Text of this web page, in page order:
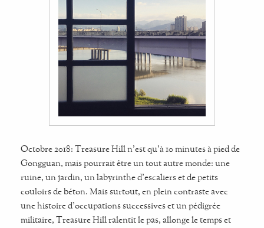
Octobre 2018: Treasure Hill n'est qu'à 10 minutes à pied de
Gongguan, mais pourrait être un tout autre monde: une
ruine, un jardin, un labyrinthe d'escaliers et de petits
couloirs de béton. Mais surtout, en plein contraste avec
une histoire d'occupations successives et un pédigrée
militaire, Treasure Hill ralentit le pas, allonge le temps et